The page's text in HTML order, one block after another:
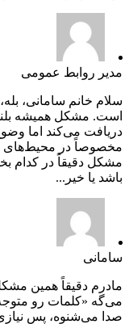
مدیر روابط عمومی
سلام خانم سامانی،
است. مشکل همیشه
دریافت می‌کند اما
مخصوصاً در محیط‌های
مشکل دقیقاً در کدام
باشد یا خیر...
سامانی
مادرم دقیقاً همین
می‌گه «کلمات رو
صدا می‌شنوه، پس نیازی